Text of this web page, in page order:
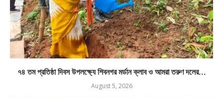
৭৪ তম প্রতিষ্ঠা দিবস উপলক্ষ্যে শিবনগর মর্ডান ক্লাব ও আমরা তরুণ দলের...
August 5, 2026